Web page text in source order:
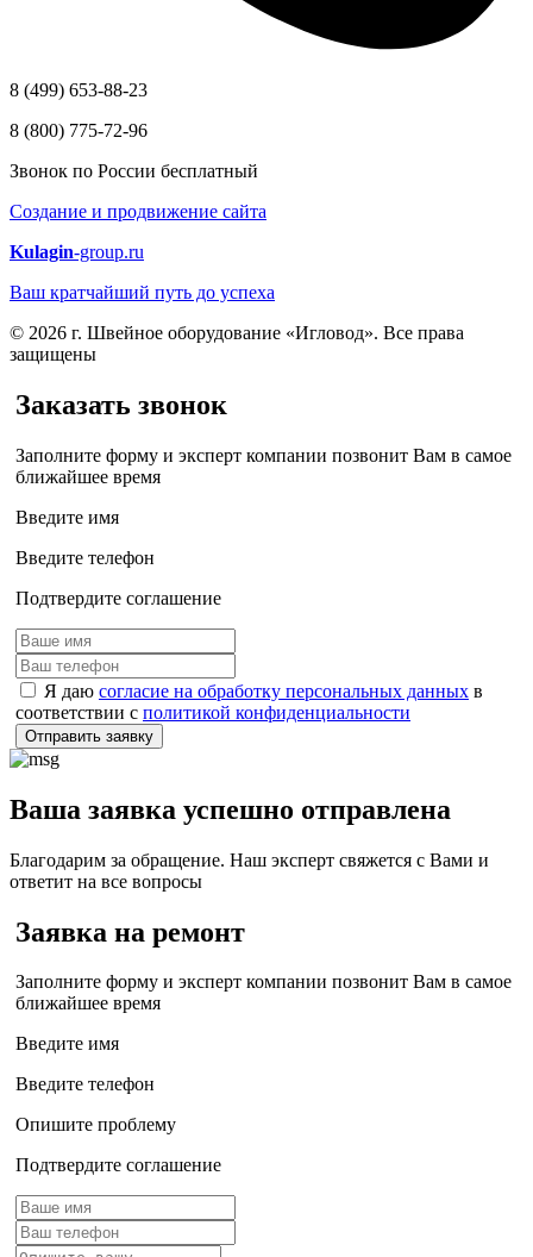
8 (499) 653-88-23
8 (800) 775-72-96
Звонок по России бесплатный
Создание и продвижение сайта
Kulagin-group.ru
Ваш кратчайший путь до успеха
© 2026 г. Швейное оборудование «Игловод». Все права
защищены
Заказать звонок
Заполните форму и эксперт компании позвонит Вам в самое
ближайшее время
Введите имя
Введите телефон
Подтвердите соглашение
Я даю согласие на обработку персональных данных в
соответствии с политикой конфиденциальности
Отправить заявку
Ваша заявка успешно отправлена
Благодарим за обращение. Наш эксперт свяжется с Вами и
ответит на все вопросы
Заявка на ремонт
Заполните форму и эксперт компании позвонит Вам в самое
ближайшее время
Введите имя
Введите телефон
Опишите проблему
Подтвердите соглашение